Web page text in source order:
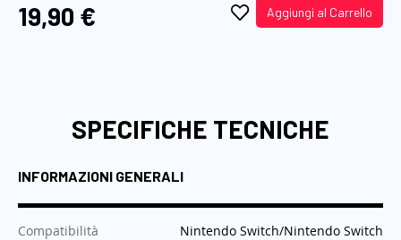
19,90 € Aggiungi al Carrello
SPECIFICHE TECNICHE
INFORMAZIONI GENERALI
Compatibilità :Nintendo Switch/Nintendo Switch